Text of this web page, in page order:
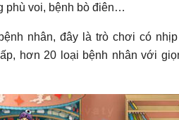
phù voi, bệnh bò điên…
nhân, đây là trò chơi có
hơn 20 loại bệnh nhân với